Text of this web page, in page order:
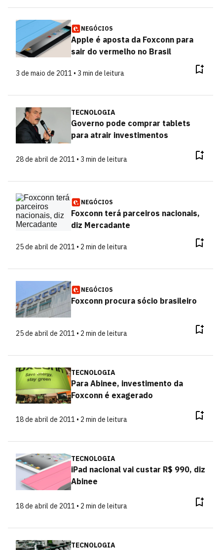
NEGÓCIOS
Apple é aposta da Foxconn para
sair do vermelho no Brasil
3 de maio de 2011 • 3 min de leitura
TECNOLOGIA
Governo pode comprar tablets
para atrair investimentos
28 de abril de 2011 • 3 min de leitura
NEGÓCIOS
Foxconn terá parceiros nacionais,
diz Mercadante
25 de abril de 2011 • 2 min de leitura
NEGÓCIOS
Foxconn procura sócio brasileiro
25 de abril de 2011 • 2 min de leitura
TECNOLOGIA
Para Abinee, investimento da
Foxconn é exagerado
18 de abril de 2011 • 2 min de leitura
TECNOLOGIA
iPad nacional vai custar R$ 990, diz
Abinee
18 de abril de 2011 • 2 min de leitura
TECNOLOGIA